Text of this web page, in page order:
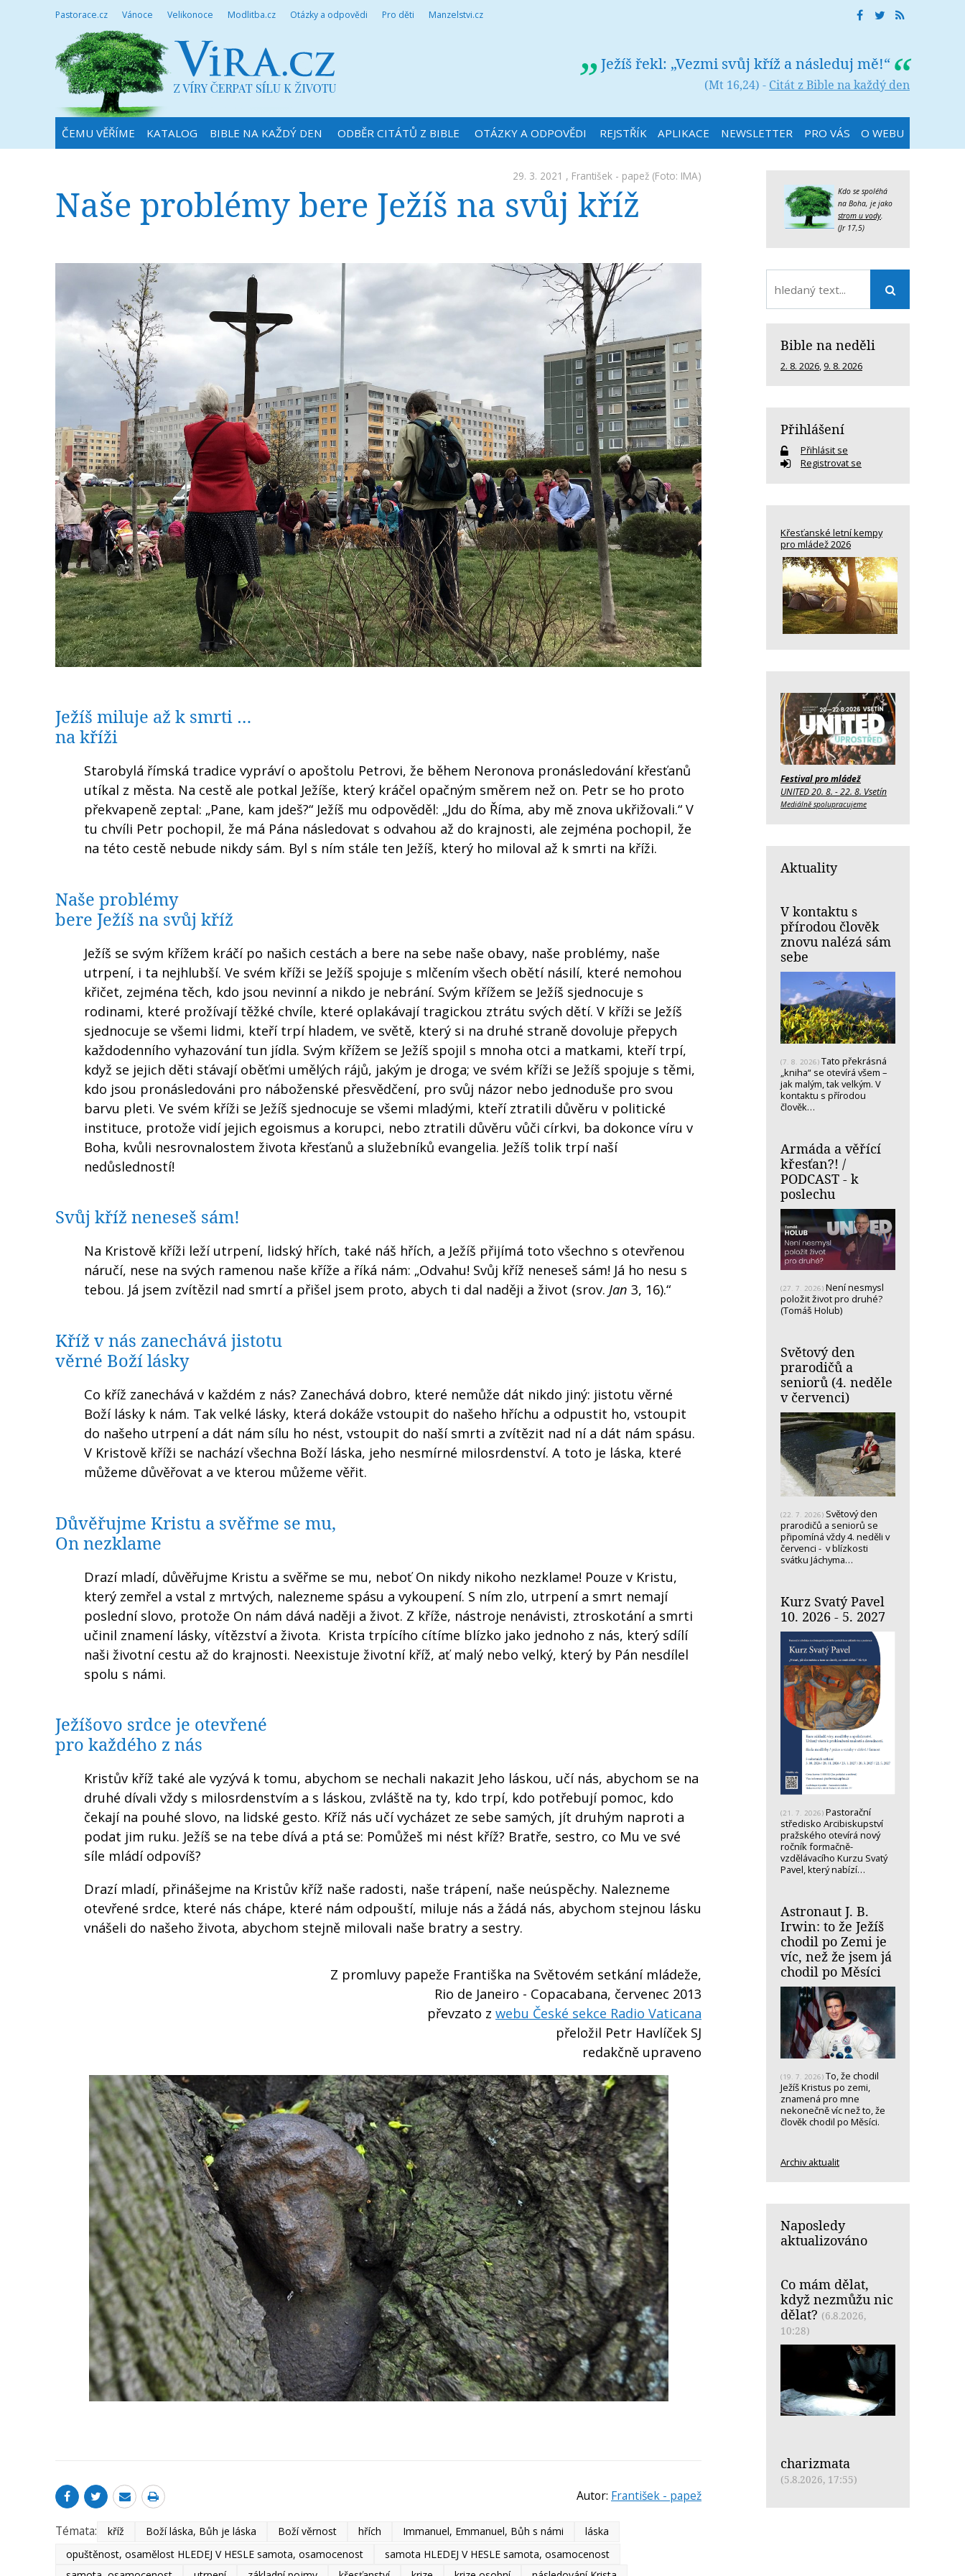
Pastorace.cz Vánoce Velikonoce Modlitba.cz Otázky a odpovědi Pro děti Manzelstvi.cz
Ježíš řekl: „Vezmi svůj kříž a následuj mě!“
(Mt 16,24) - Citát z Bible na každý den
ČEMU VĚŘÍME KATALOG BIBLE NA KAŽDÝ DEN ODBĚR CITÁTŮ Z BIBLE OTÁZKY A ODPOVĚDI REJSTŘÍK APLIKACE NEWSLETTER PRO VÁS O WEBU
29. 3. 2021 , František - papež (Foto: IMA)
Naše problémy bere Ježíš na svůj kříž
Ježíš miluje až k smrti …
na kříži
Starobylá římská tradice vypráví o apoštolu Petrovi, že během Neronova pronásledování křesťanů
utíkal z města. Na cestě ale potkal Ježíše, který kráčel opačným směrem než on. Petr se ho proto
překvapeně zeptal: „Pane, kam jdeš?“ Ježíš mu odpověděl: „Jdu do Říma, aby mě znova ukřižovali.“ V
tu chvíli Petr pochopil, že má Pána následovat s odvahou až do krajnosti, ale zejména pochopil, že
na této cestě nebude nikdy sám. Byl s ním stále ten Ježíš, který ho miloval až k smrti na kříži.
Naše problémy
bere Ježíš na svůj kříž
Ježíš se svým křížem kráčí po našich cestách a bere na sebe naše obavy, naše problémy, naše
utrpení, i ta nejhlubší. Ve svém kříži se Ježíš spojuje s mlčením všech obětí násilí, které nemohou
křičet, zejména těch, kdo jsou nevinní a nikdo je nebrání. Svým křížem se Ježíš sjednocuje s
rodinami, které prožívají těžké chvíle, které oplakávají tragickou ztrátu svých dětí. V kříži se Ježíš
sjednocuje se všemi lidmi, kteří trpí hladem, ve světě, který si na druhé straně dovoluje přepych
každodenního vyhazování tun jídla. Svým křížem se Ježíš spojil s mnoha otci a matkami, kteří trpí,
když se jejich děti stávají oběťmi umělých rájů, jakým je droga; ve svém kříži se Ježíš spojuje s těmi,
kdo jsou pronásledováni pro náboženské přesvědčení, pro svůj názor nebo jednoduše pro svou
barvu pleti. Ve svém kříži se Ježíš sjednocuje se všemi mladými, kteří ztratili důvěru v politické
instituce, protože vidí jejich egoismus a korupci, nebo ztratili důvěru vůči církvi, ba dokonce víru v
Boha, kvůli nesrovnalostem života křesťanů a služebníků evangelia. Ježíš tolik trpí naší
nedůsledností!
Svůj kříž neneseš sám!
Na Kristově kříži leží utrpení, lidský hřích, také náš hřích, a Ježíš přijímá toto všechno s otevřenou
náručí, nese na svých ramenou naše kříže a říká nám: „Odvahu! Svůj kříž neneseš sám! Já ho nesu s
tebou. Já jsem zvítězil nad smrtí a přišel jsem proto, abych ti dal naději a život (srov. Jan 3, 16).“
Kříž v nás zanechává jistotu
věrné Boží lásky
Co kříž zanechává v každém z nás? Zanechává dobro, které nemůže dát nikdo jiný: jistotu věrné
Boží lásky k nám. Tak velké lásky, která dokáže vstoupit do našeho hříchu a odpustit ho, vstoupit
do našeho utrpení a dát nám sílu ho nést, vstoupit do naší smrti a zvítězit nad ní a dát nám spásu.
V Kristově kříži se nachází všechna Boží láska, jeho nesmírné milosrdenství. A toto je láska, které
můžeme důvěřovat a ve kterou můžeme věřit.
Důvěřujme Kristu a svěřme se mu,
On nezklame
Drazí mladí, důvěřujme Kristu a svěřme se mu, neboť On nikdy nikoho nezklame! Pouze v Kristu,
který zemřel a vstal z mrtvých, nalezneme spásu a vykoupení. S ním zlo, utrpení a smrt nemají
poslední slovo, protože On nám dává naději a život. Z kříže, nástroje nenávisti, ztroskotání a smrti
učinil znamení lásky, vítězství a života. Krista trpícího cítíme blízko jako jednoho z nás, který sdílí
naši životní cestu až do krajnosti. Neexistuje životní kříž, ať malý nebo velký, který by Pán nesdílel
spolu s námi.
Ježíšovo srdce je otevřené
pro každého z nás
Kristův kříž také ale vyzývá k tomu, abychom se nechali nakazit Jeho láskou, učí nás, abychom se na
druhé dívali vždy s milosrdenstvím a s láskou, zvláště na ty, kdo trpí, kdo potřebují pomoc, kdo
čekají na pouhé slovo, na lidské gesto. Kříž nás učí vycházet ze sebe samých, jít druhým naproti a
podat jim ruku. Ježíš se na tebe dívá a ptá se: Pomůžeš mi nést kříž? Bratře, sestro, co Mu ve své
síle mládí odpovíš?
Drazí mladí, přinášejme na Kristův kříž naše radosti, naše trápení, naše neúspěchy. Nalezneme
otevřené srdce, které nás chápe, které nám odpouští, miluje nás a žádá nás, abychom stejnou lásku
vnášeli do našeho života, abychom stejně milovali naše bratry a sestry.
Z promluvy papeže Františka na Světovém setkání mládeže,
Rio de Janeiro - Copacabana, červenec 2013
převzato z webu České sekce Radio Vaticana
přeložil Petr Havlíček SJ
redakčně upraveno
Autor: František - papež
Témata: kříž Boží láska, Bůh je láska Boží věrnost hřích Immanuel, Emmanuel, Bůh s námi
láska
opuštěnost, osamělost HLEDEJ V HESLE samota, osamocenost
samota HLEDEJ V HESLE samota, osamocenost
Kdo se spoléhá
na Boha, je jako
strom u vody.
(Jr 17,5)
Bible na neděli
2. 8. 2026, 9. 8. 2026
Přihlášení
Přihlásit se
Registrovat se
Křesťanské letní kempy
pro mládež 2026
Festival pro mládež
UNITED 20. 8. - 22. 8. Vsetín
Mediálně spolupracujeme
Aktuality
V kontaktu s
přírodou člověk
znovu nalézá sám
sebe
(7. 8. 2026) Tato překrásná
„kniha“ se otevírá všem –
jak malým, tak velkým. V
kontaktu s přírodou
člověk…
Armáda a věřící
křesťan?! /
PODCAST - k
poslechu
(27. 7. 2026) Není nesmysl
položit život pro druhé?
(Tomáš Holub)
Světový den
prarodičů a
seniorů (4. neděle
v červenci)
(22. 7. 2026) Světový den
prarodičů a seniorů se
připomíná vždy 4. neděli v
červenci - v blízkosti
svátku Jáchyma…
Kurz Svatý Pavel
10. 2026 - 5. 2027
(21. 7. 2026) Pastorační
středisko Arcibiskupství
pražského otevírá nový
ročník formačně-
vzdělávacího Kurzu Svatý
Pavel, který nabízí…
Astronaut J. B.
Irwin: to že Ježíš
chodil po Zemi je
víc, než že jsem já
chodil po Měsíci
(19. 7. 2026) To, že chodil
Ježíš Kristus po zemi,
znamená pro mne
nekonečně víc než to, že
člověk chodil po Měsíci.
Archiv aktualit
Naposledy
aktualizováno
Co mám dělat,
když nezmůžu nic
dělat? (6.8.2026,
10:28)
charizmata
(5.8.2026, 17:55)